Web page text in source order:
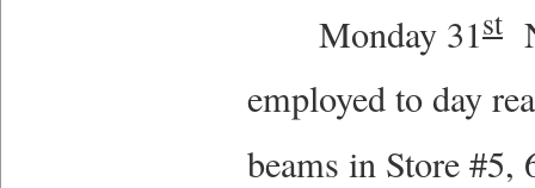
Monday 31st
employed to day
beams in Store